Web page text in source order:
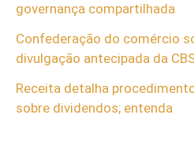
governança compartilhada
Confederação do comércio
divulgação antecipada da
Receita detalha
sobre dividendos; entenda